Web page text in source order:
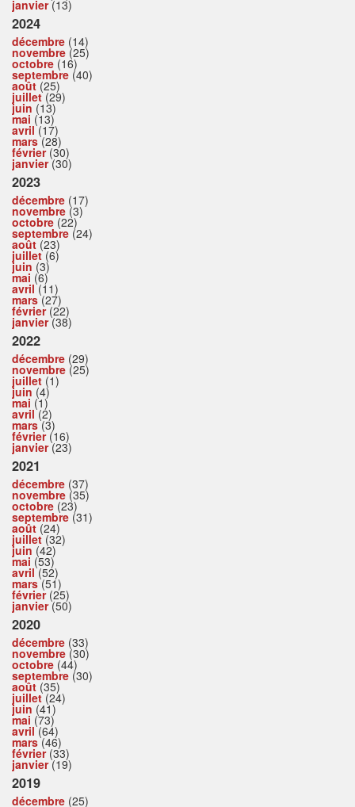
janvier(13)
2024
décembre (14)
novembre (25)
octobre (16)
septembre (40)
août (25)
juillet(29)
juin (13)
mai (13)
avril(17)
mars(28)
février(30)
janvier(30)
2023
décembre (17)
novembre (3)
octobre (22)
septembre (24)
août (23)
juillet(6)
juin (3)
mai (6)
avril(11)
mars(27)
février(22)
janvier(38)
2022
décembre (29)
novembre (25)
juillet (1)
juin (4)
mai (1)
avril(2)
mars(3)
février(16)
janvier(23)
2021
décembre (37)
novembre (35)
octobre (23)
septembre (31)
août (24)
juillet(32)
juin (42)
mai (53)
avril(52)
mars(51)
février(25)
janvier(50)
2020
décembre (33)
novembre (30)
octobre (44)
septembre (30)
août (35)
juillet(24)
juin (41)
mai (73)
avril(64)
mars(46)
février(33)
janvier(19)
2019
décembre (25)